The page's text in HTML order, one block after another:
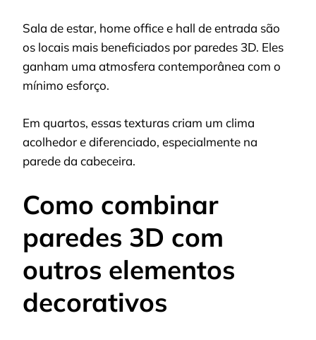
Sala de estar, home office e hall de entrada são
os locais mais beneficiados por paredes 3D. Eles
ganham uma atmosfera contemporânea com o
mínimo esforço.
Em quartos, essas texturas criam um clima
acolhedor e diferenciado, especialmente na
parede da cabeceira.
Como combinar
paredes 3D com
outros elementos
decorativos